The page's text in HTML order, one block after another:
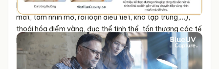
hội chứng thị giác màn hình (đau nhức, mỏi mắt, khô
mắt, tầm nhìn mờ, rối loạn điều tiết, khó tập trung,…),
thoái hóa điểm vàng, đục thể tinh thể, tổn thương các tế
bào võng mạc, tăng nguy cơ suy giảm thị lực hoặc mất
thị lực vĩnh viễn, đau đầu, cổ, vai, gáy,...), đồng thời cho
tia sáng xanh ngọc có lợi đi qua (điều hòa giấc ngủ và